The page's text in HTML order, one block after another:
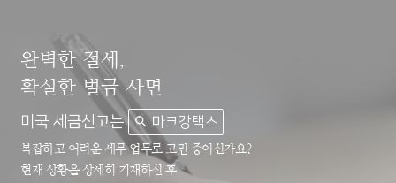
완벽한 절세,
확실한 벌금 사면
미국 세금신고는 마크강택스
복잡하고 어려운 세무 업무로 고민 중이신가요?
현재 상황을 상세히 기재하신 후